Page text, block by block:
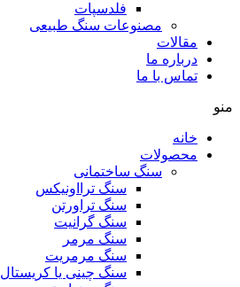
فلدسپات
مصنوعات سنگ طبیعی
مقالات
درباره ما
تماس با ما
منو
خانه
محصولات
سنگ ساختمانی
سنگ ترااونیکس
سنگ تراورتن
سنگ گرانیت
سنگ مرمر
سنگ مرمریت
سنگ چینی یا کریستال